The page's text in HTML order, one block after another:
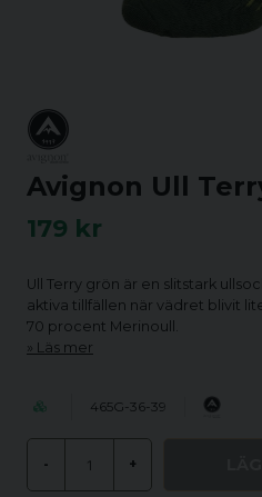
Avignon Ull
179 kr
Ull Terry grön är en slitstark
aktiva tillfällen när vädret blivit
70 procent Merinoull.
Läs mer
465G-36-39
- +